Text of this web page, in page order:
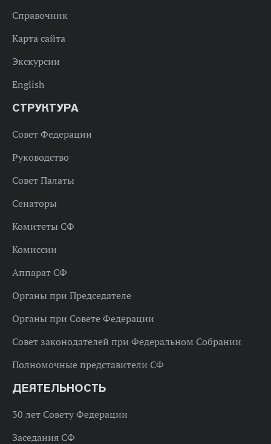
Справочник
Карта сайта
Экскурсии
English
СТРУКТУРА
Совет Федерации
Руководство
Совет Палаты
Сенаторы
Комитеты СФ
Комиссии
Аппарат СФ
Органы при Председателе
Органы при Совете Федерации
Совет законодателей при Федеральном Собрании
Полномочные представители СФ
ДЕЯТЕЛЬНОСТЬ
30 лет Совету Федерации
Заседания СФ